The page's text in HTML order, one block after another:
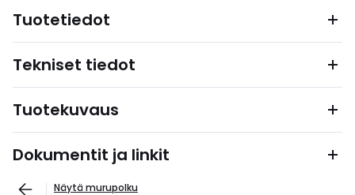
Tuotetiedot
Tekniset tiedot
Tuotekuvaus
Dokumentit ja linkit
Näytä murupolku